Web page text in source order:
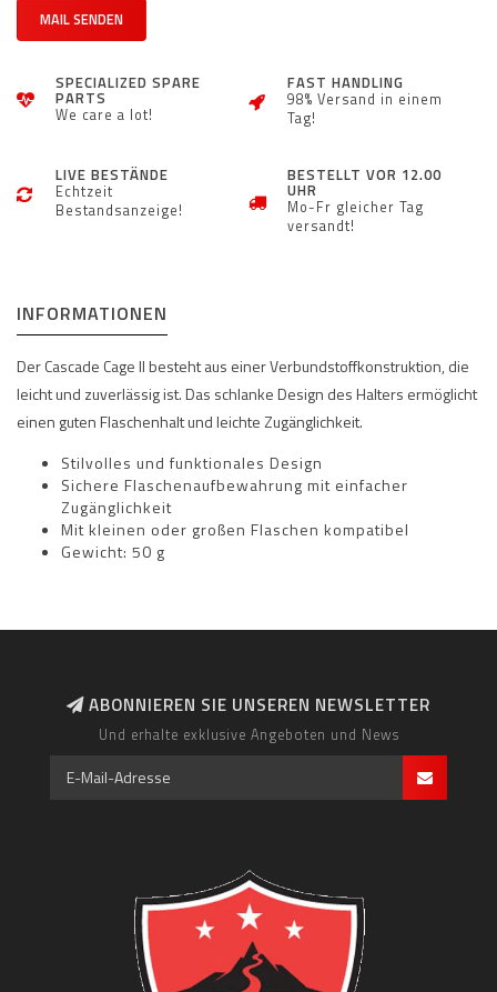
MAIL SENDEN
SPECIALIZED SPARE
PARTS
We care a lot!
FAST HANDLING
98% Versand in einem
Tag!
LIVE BESTÄNDE
Echtzeit
Bestandsanzeige!
BESTELLT VOR 12.00
UHR
Mo-Fr gleicher Tag
versandt!
INFORMATIONEN
Der Cascade Cage II besteht aus einer Verbundstoffkonstruktion, die
leicht und zuverlässig ist. Das schlanke Design des Halters ermöglicht
einen guten Flaschenhalt und leichte Zugänglichkeit.
Stilvolles und funktionales Design
Sichere Flaschenaufbewahrung mit einfacher
Zugänglichkeit
Mit kleinen oder großen Flaschen kompatibel
Gewicht: 50 g
ABONNIEREN SIE UNSEREN NEWSLETTER
Und erhalte exklusive Angeboten und News